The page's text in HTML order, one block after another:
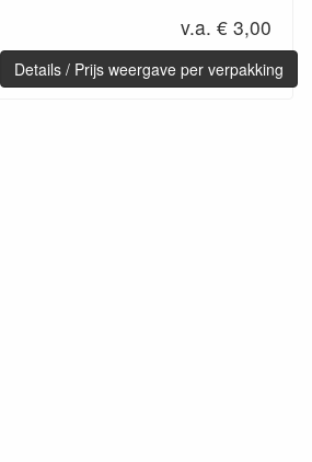
v.a. € 3,00
Details / Prijs weergave per verpakking